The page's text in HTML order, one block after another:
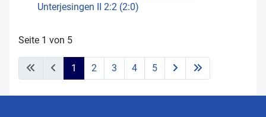
Unterjesingen II 2:2 (2:0)
Seite 1 von 5
1 2 3 4 5